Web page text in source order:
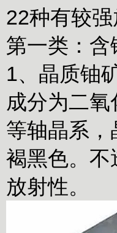
22种有较
第一类：含
1、晶质铀
成分为二
等轴晶系
褐黑色。不
放射性。